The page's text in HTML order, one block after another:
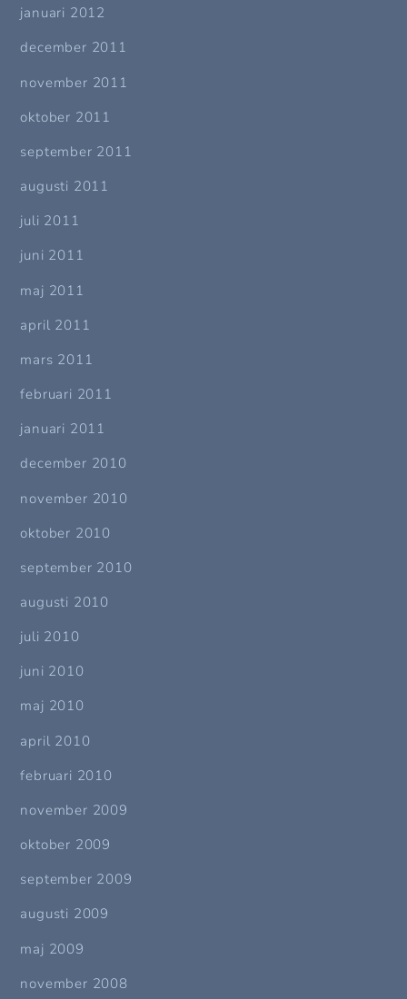
januari 2012
december 2011
november 2011
oktober 2011
september 2011
augusti 2011
juli 2011
juni 2011
maj 2011
april 2011
mars 2011
februari 2011
januari 2011
december 2010
november 2010
oktober 2010
september 2010
augusti 2010
juli 2010
juni 2010
maj 2010
april 2010
februari 2010
november 2009
oktober 2009
september 2009
augusti 2009
maj 2009
november 2008